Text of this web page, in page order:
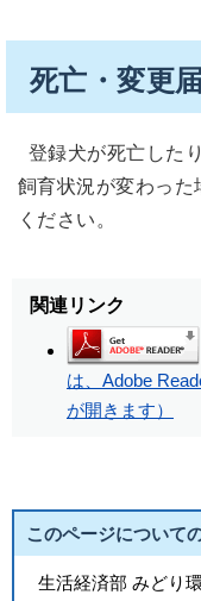
死亡・変更届
登録犬が死亡した
飼育状況が変わった
ください。
関連リンク
は、Adobe
が開きます）
このページについて
生活経済部 みどり